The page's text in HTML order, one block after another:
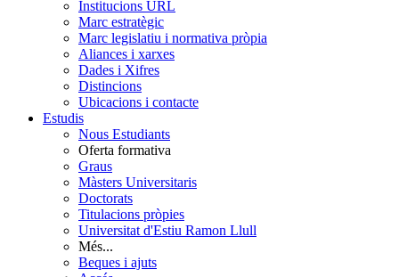
Institucions URL
Marc estratègic
Marc legislatiu i normativa pròpia
Aliances i xarxes
Dades i Xifres
Distincions
Ubicacions i contacte
Estudis
Nous Estudiants
Oferta formativa
Graus
Màsters Universitaris
Doctorats
Titulacions pròpies
Universitat d'Estiu Ramon Llull
Més...
Beques i ajuts